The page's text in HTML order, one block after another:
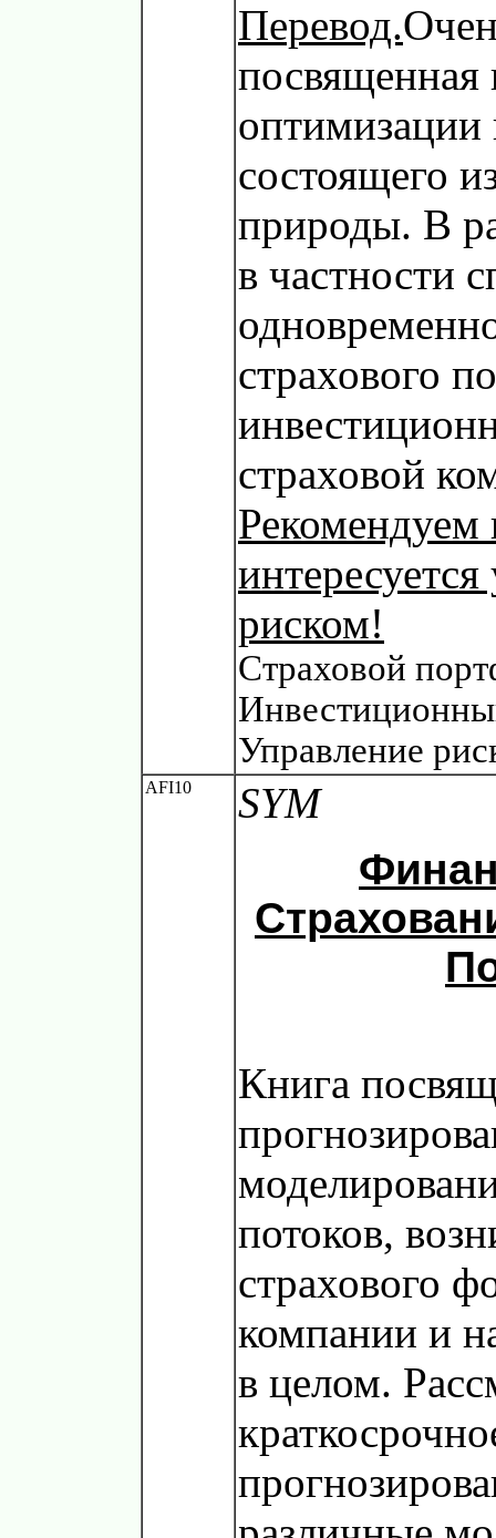
Перевод.
посвященная
оптимизации
состоящего
природы. В
в частности
страхового
страховой
Рекомендуем
риском!
Страховой
Управление
AFI10
SYM
Книга
потоков,
страхового
компании и
в целом.